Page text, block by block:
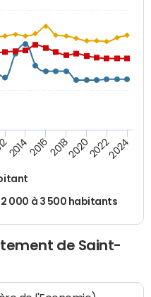
000 à 3 500 habitants
201420162018202020222024
de Saint-